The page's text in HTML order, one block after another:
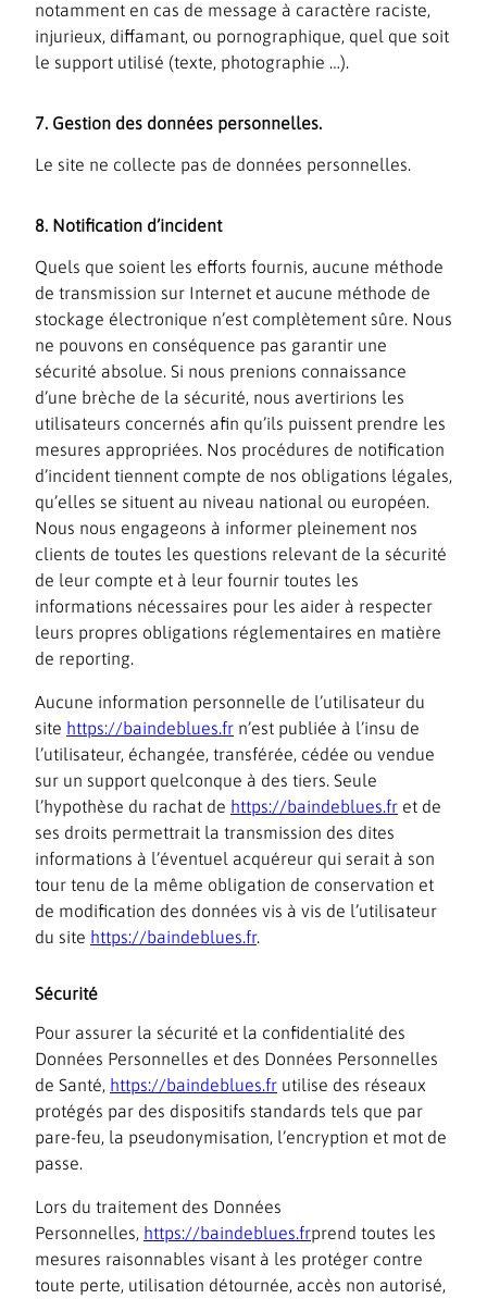
notamment en cas de message à caractère raciste,
injurieux, diffamant, ou pornographique, quel que soit
le support utilisé (texte, photographie …).
7. Gestion des données personnelles.
Le site ne collecte pas de données personnelles.
8. Notification d’incident
Quels que soient les efforts fournis, aucune méthode
de transmission sur Internet et aucune méthode de
stockage électronique n’est complètement sûre. Nous
ne pouvons en conséquence pas garantir une
sécurité absolue. Si nous prenions connaissance
d’une brèche de la sécurité, nous avertirions les
utilisateurs concernés afin qu’ils puissent prendre les
mesures appropriées. Nos procédures de notification
d’incident tiennent compte de nos obligations légales,
qu’elles se situent au niveau national ou européen.
Nous nous engageons à informer pleinement nos
clients de toutes les questions relevant de la sécurité
de leur compte et à leur fournir toutes les
informations nécessaires pour les aider à respecter
leurs propres obligations réglementaires en matière
de reporting.
Aucune information personnelle de l’utilisateur du
site https://baindeblues.fr n’est publiée à l’insu de
l’utilisateur, échangée, transférée, cédée ou vendue
sur un support quelconque à des tiers. Seule
l’hypothèse du rachat de https://baindeblues.fr et de
ses droits permettrait la transmission des dites
informations à l’éventuel acquéreur qui serait à son
tour tenu de la même obligation de conservation et
de modification des données vis à vis de l’utilisateur
du site https://baindeblues.fr.
Sécurité
Pour assurer la sécurité et la confidentialité des
Données Personnelles et des Données Personnelles
de Santé, https://baindeblues.fr utilise des réseaux
protégés par des dispositifs standards tels que par
pare-feu, la pseudonymisation, l’encryption et mot de
passe.
Lors du traitement des Données
Personnelles, https://baindeblues.frprend toutes les
mesures raisonnables visant à les protéger contre
toute perte, utilisation détournée, accès non autorisé,